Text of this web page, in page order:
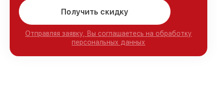
Получить скидку
Отправляя заявку, Вы соглашаетесь на обработку
персональных данных